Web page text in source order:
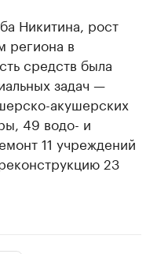
Никитина, рост
региона в
средств была
задач —
акушерских
49 водо- и
11 учреждений
23